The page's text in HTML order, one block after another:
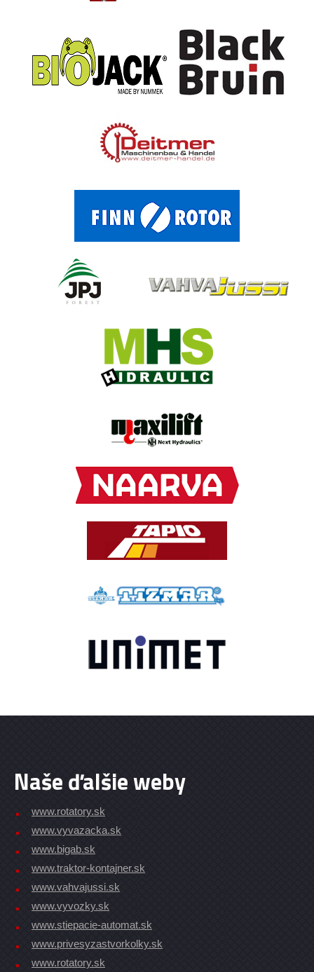
Naše ďalšie weby
www.rotatory.sk
www.vyvazacka.sk
www.bigab.sk
www.traktor-kontajner.sk
www.vahvajussi.sk
www.vyvozky.sk
www.stiepacie-automat.sk
www.privesyzastvorkolky.sk
www.rotatory.sk